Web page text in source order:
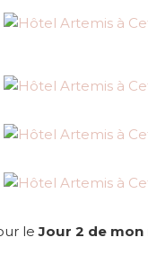
leJour 2 de